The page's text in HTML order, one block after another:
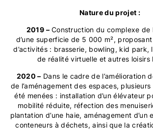
Nature du projet :
2019 – Construction du complexe
d’une superficie de 5 000 m²,
d’activités : brasserie, bowling, kid park,
de réalité virtuelle et autres loisirs
2020 – Dans le cadre de l’amélioration
de l’aménagement des espaces,
été menées : installation d’un élévateur
mobilité réduite, réfection des
plantation d’une haie, aménagement d’un
conteneurs à déchets, ainsi que la